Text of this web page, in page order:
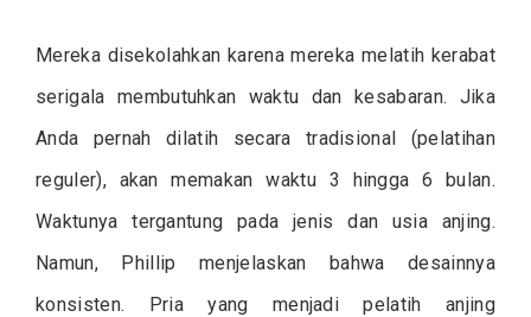
Mereka disekolahkan karena mereka melatih kerabat
serigala membutuhkan waktu dan kesabaran. Jika
Anda pernah dilatih secara tradisional (pelatihan
reguler), akan memakan waktu 3 hingga 6 bulan.
Waktunya tergantung pada jenis dan usia anjing.
Namun, Phillip menjelaskan bahwa desainnya
konsisten. Pria yang menjadi pelatih anjing